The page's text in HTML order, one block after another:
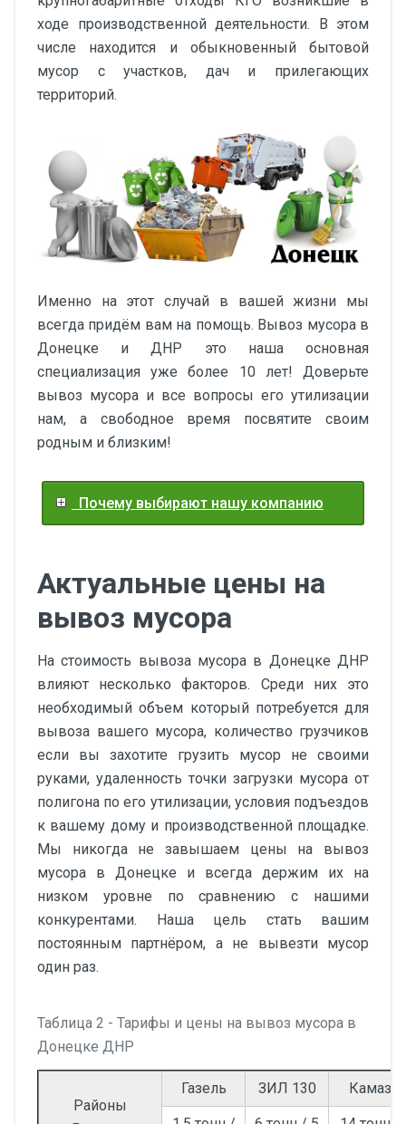
ходе производственной деятельности. В этом
числе находится и обыкновенный бытовой
мусор с участков, дач и прилегающих
территорий.
Именно на этот случай в вашей жизни мы
всегда придём вам на помощь. Вывоз мусора в
Донецке и ДНР это наша основная
специализация уже более 10 лет! Доверьте
вывоз мусора и все вопросы его утилизации
нам, а свободное время посвятите своим
родным и близким!
Почему выбирают нашу компанию
Актуальные цены на
вывоз мусора
На стоимость вывоза мусора в Донецке ДНР
влияют несколько факторов. Среди них это
необходимый объем который потребуется для
вывоза вашего мусора, количество грузчиков
если вы захотите грузить мусор не своими
руками, удаленность точки загрузки мусора от
полигона по его утилизации, условия подъездов
к вашему дому и производственной площадке.
Мы никогда не завышаем цены на вывоз
мусора в Донецке и всегда держим их на
низком уровне по сравнению с нашими
конкурентами. Наша цель стать вашим
постоянным партнёром, а не вывезти мусор
один раз.
Таблица 2 - Тарифы и цены на вывоз мусора в
Донецке ДНР
Районы
Газель ЗИЛ 130 Камаз